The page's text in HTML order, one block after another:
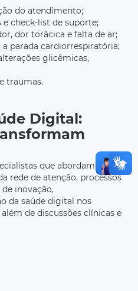
do atendimento;
e check-list de suporte;
dor torácica e falta de ar;
parada cardiorrespiratória;
glicêmicas,
traumas.
Digital:
que abordam temas
rede de atenção, processos
inovação,
da saúde digital nos
de discussões clínicas e